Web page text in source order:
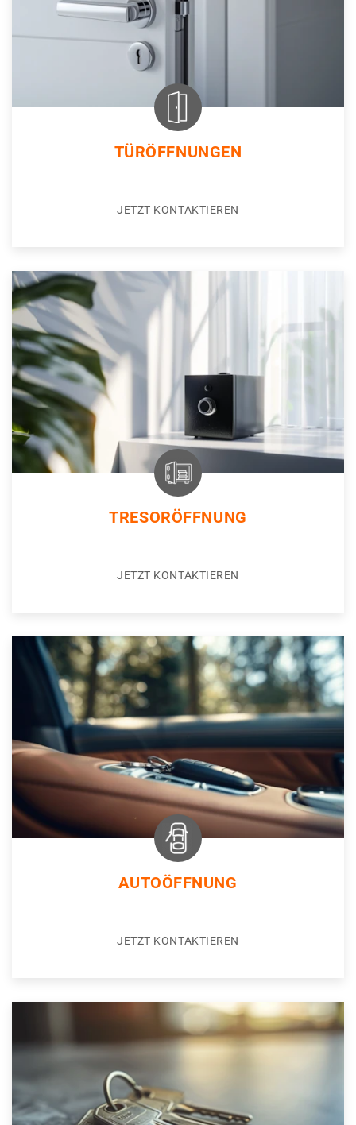
TÜRÖFFNUNGEN
JETZT KONTAKTIEREN
TRESORÖFFNUNG
JETZT KONTAKTIEREN
AUTOÖFFNUNG
JETZT KONTAKTIEREN